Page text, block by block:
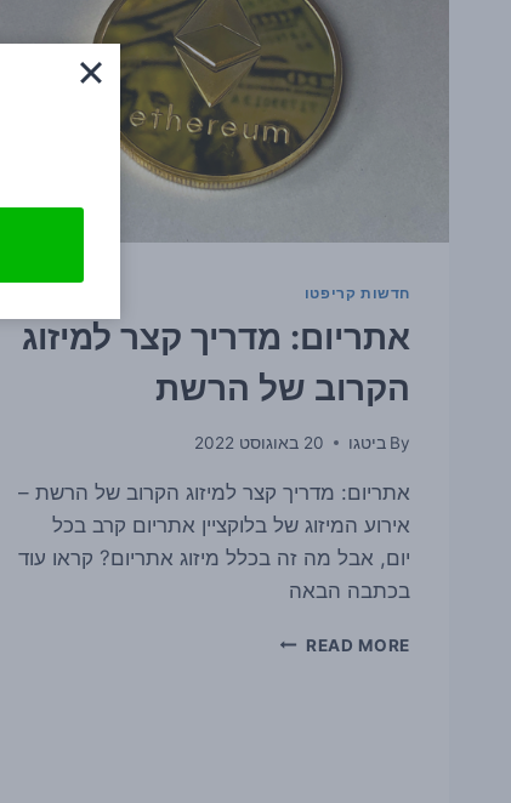
חדשות קריפטו
אתריום: מדריך קצר למיזוג
הקרוב של הרשת
By ביטגו 20 באוגוסט 2022
אתריום: מדריך קצר למיזוג הקרוב של הרשת –
אירוע המיזוג של בלוקציין אתריום קרב בכל
יום, אבל מה זה בכלל מיזוג אתריום? קראו עוד
בכתבה הבאה
READ MORE אתריום: